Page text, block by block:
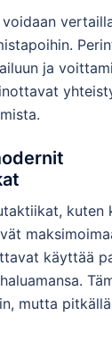
ja
kuten
käyttää
mutta